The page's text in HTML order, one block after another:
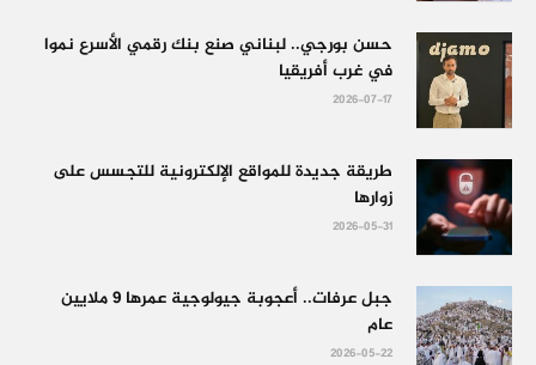
حسن بورجي.. لبناني صنع بنك رقمي الأسرع نموا
في غرب أفريقيا
2026-07-17
طريقة جديدة للمواقع الإلكترونية للتجسس على
زوارها
2026-05-31
جبل عرفات.. أعجوبة جيولوجية عمرها 9 ملايين
عام
2026-05-22